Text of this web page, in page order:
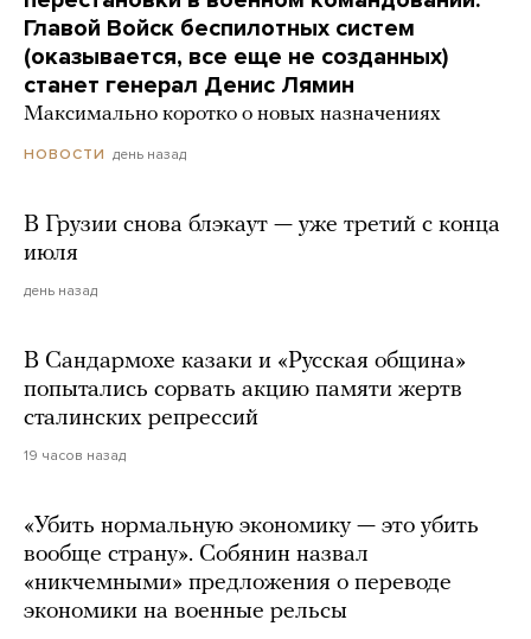
Главой Войск беспилотных систем
(оказывается, все еще не созданных)
станет генерал Денис Лямин
Максимально коротко о новых назначениях
НОВОСТИ день назад
В Грузии снова блэкаут — уже третий с конца
июля
день назад
В Сандармохе казаки и «Русская община»
попытались сорвать акцию памяти жертв
сталинских репрессий
19 часов назад
«Убить нормальную экономику — это убить
вообще страну». Собянин назвал
«никчемными» предложения о переводе
экономики на военные рельсы